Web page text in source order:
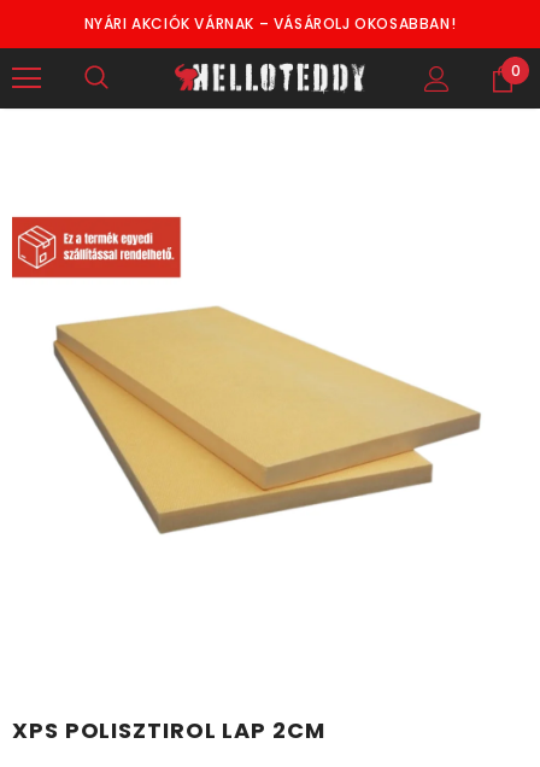
NYÁRI AKCIÓK VÁRNAK – VÁSÁROLJ OKOSABBAN!
0
XPS POLISZTIROL LAP 2CM